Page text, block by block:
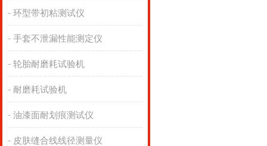
环型带初粘测试仪
手套不泄漏性能测定仪
轮胎耐磨耗试验机
耐磨耗试验机
油漆面耐划痕测试仪
皮肤缝合线线径测量仪